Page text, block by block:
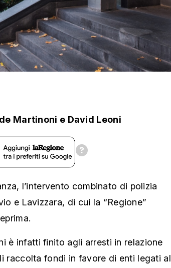
Martinoni e David Leoni
l’intervento combinato di polizia
e Lavizzara, di cui la “Regione”
è infatti finito agli arresti in relazione
raccolta fondi in favore di enti legati al